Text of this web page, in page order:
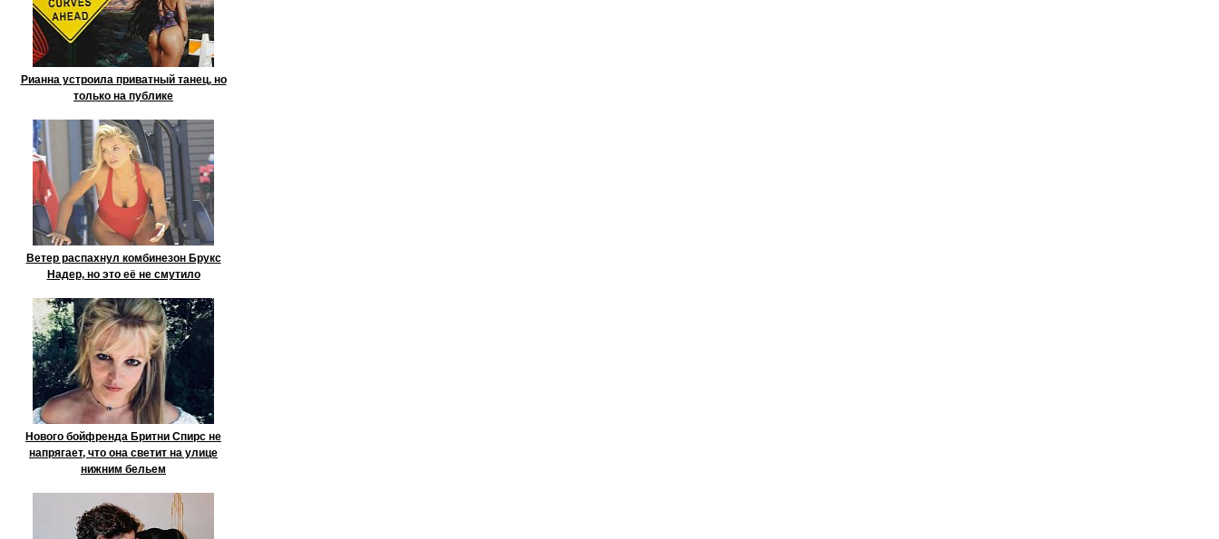
Рианна устроила приватный танец, но
только на публике
Ветер распахнул комбинезон Брукс
Надер, но это её не смутило
Нового бойфренда Бритни Спирс не
напрягает, что она светит на улице
нижним бельем